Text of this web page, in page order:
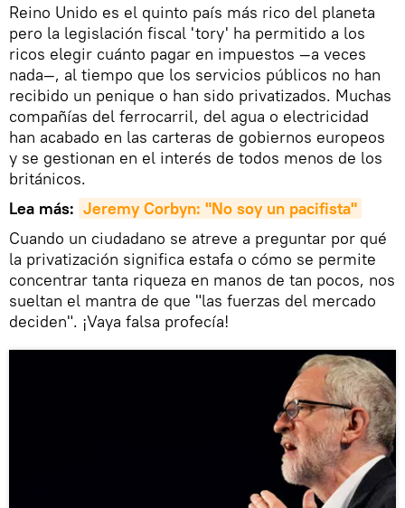
Reino Unido es el quinto país más rico del planeta
pero la legislación fiscal 'tory' ha permitido a los
ricos elegir cuánto pagar en impuestos —a veces
nada—, al tiempo que los servicios públicos no han
recibido un penique o han sido privatizados. Muchas
compañías del ferrocarril, del agua o electricidad
han acabado en las carteras de gobiernos europeos
y se gestionan en el interés de todos menos de los
británicos.
Lea más: Jeremy Corbyn: "No soy un pacifista"
Cuando un ciudadano se atreve a preguntar por qué
la privatización significa estafa o cómo se permite
concentrar tanta riqueza en manos de tan pocos, nos
sueltan el mantra de que "las fuerzas del mercado
deciden". ¡Vaya falsa profecía!